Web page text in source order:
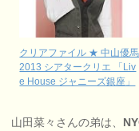
クリアファイル ★ 中山優馬
2013 シアタークリエ 「Liv
e House ジャニーズ銀座」
山田菜々さんの弟は、